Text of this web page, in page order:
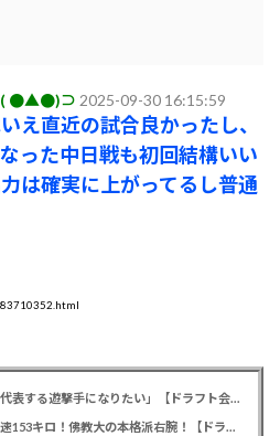
●▲●)⊃ 2025-09-30 16:15:59
え直近の試合良かったし、
った中日戦も初回結構いい
は確実に上がってるし普通
カープドラ6西川篤夢！「日本を代表する遊撃手になりたい」【ドラフト会議2025】
カープドラ5赤木晴哉！191cm最速153キロ！佛教大の本格派右腕！【ドラフト会議2025】